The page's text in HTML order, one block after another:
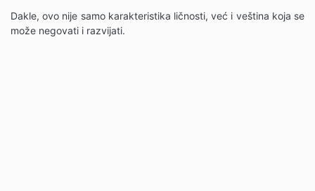
Dakle, ovo nije samo karakteristika ličnosti, već i veština koja se
može negovati i razvijati.